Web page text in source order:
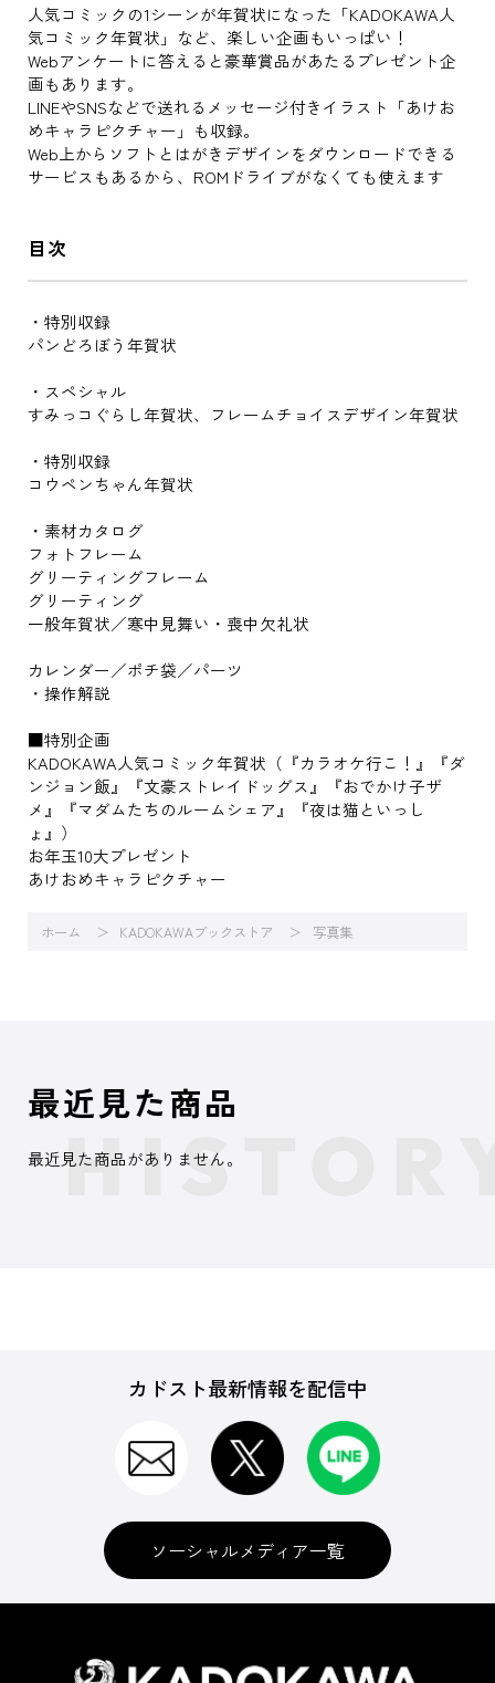
人気コミックの1シーンが年賀状になった「KADOKAWA人
気コミック年賀状」など、楽しい企画もいっぱい！
Webアンケートに答えると豪華賞品があたるプレゼント企
画もあります。
LINEやSNSなどで送れるメッセージ付きイラスト「あけお
めキャラピクチャー」も収録。
Web上からソフトとはがきデザインをダウンロードできる
サービスもあるから、ROMドライブがなくても使えます
目次
・特別収録
パンどろぼう年賀状
・スペシャル
すみっコぐらし年賀状、フレームチョイスデザイン年賀状
・特別収録
コウペンちゃん年賀状
・素材カタログ
フォトフレーム
グリーティングフレーム
グリーティング
一般年賀状／寒中見舞い・喪中欠礼状
カレンダー／ポチ袋／パーツ
・操作解説
■特別企画
KADOKAWA人気コミック年賀状（『カラオケ行こ！』『ダ
ンジョン飯』『文豪ストレイドッグス』『おでかけ子ザ
メ』『マダムたちのルームシェア』『夜は猫といっし
ょ』）
お年玉10大プレゼント
あけおめキャラピクチャー
ホーム KADOKAWAブックストア 写真集
最近見た商品
最近見た商品がありません。
カドスト最新情報を配信中
ソーシャルメディア一覧